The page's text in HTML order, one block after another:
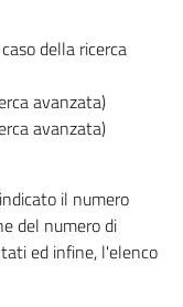
della ricerca
avanzata)
avanzata)
il numero
del numero di
ed infine, l'elenco